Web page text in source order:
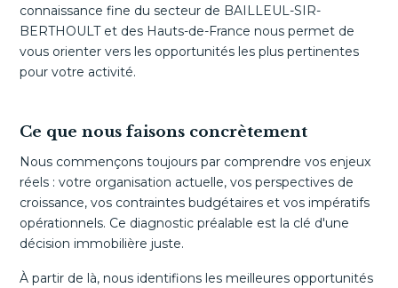
connaissance fine du secteur de BAILLEUL-SIR-
BERTHOULT et des Hauts-de-France nous permet de
vous orienter vers les opportunités les plus pertinentes
pour votre activité.
Ce que nous faisons concrètement
Nous commençons toujours par comprendre vos enjeux
réels : votre organisation actuelle, vos perspectives de
croissance, vos contraintes budgétaires et vos impératifs
opérationnels. Ce diagnostic préalable est la clé d'une
décision immobilière juste.
À partir de là, nous identifions les meilleures opportunités